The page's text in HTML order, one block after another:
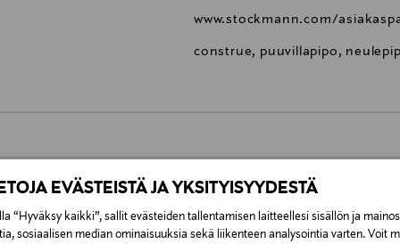
EVÄSTEISTÄ JA YKSITYISYYDESTÄ
“Hyväksy kaikki”, sallit evästeiden tallentamisen laitteellesi sisällön ja
sosiaalisen median ominaisuuksia sekä liikenteen analysointia varten. Voit
www.stockmann.com/
construe, puuvillapipo,
0,00 € – 4,90 €
tilaukseesi. Voit palauttaa tilaamasi tuotteen 30 vuorokauden
ilmoittaa palautuksesta etukäteen.